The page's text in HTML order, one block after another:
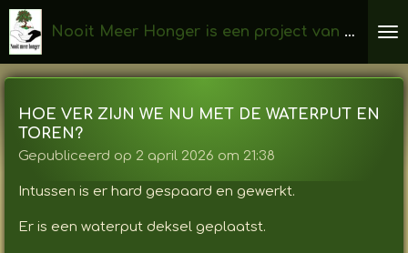
Ga
direct
naar
hoofdinhoud
Nooit Meer Honger is een project van Stichting Black and White Friends for Life in Kenia
HOE VER ZIJN WE NU MET DE WATERPUT EN
TOREN?
Gepubliceerd op 2 april 2026 om 21:38
Intussen is er hard gespaard en gewerkt.
Er is een waterput deksel geplaatst.